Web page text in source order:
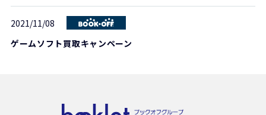
2021/11/08
ゲームソフト買取キャンペーン